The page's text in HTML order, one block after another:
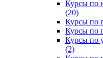
Курсы по
(20)
Курсы по
Курсы по
Курсы по
(2)